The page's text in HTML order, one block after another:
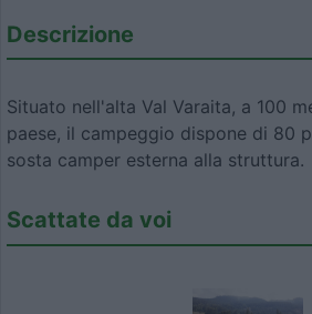
Descrizione
Situato nell'alta Val Varaita, a 100
paese, il campeggio dispone di 80
sosta camper esterna alla struttura.
Scattate da voi